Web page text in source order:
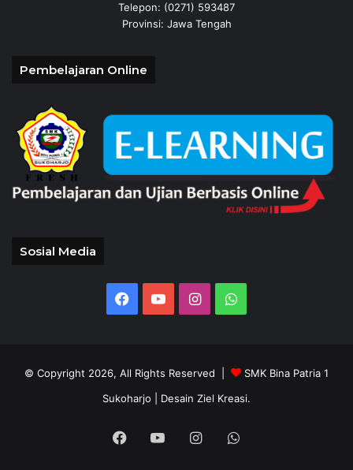
Telepon: (0271) 593487
Provinsi: Jawa Tengah
Pembelajaran Online
Sosial Media
FacebookYouTubeInstagramWhatsApp
© Copyright 2026, All Rights Reserved |
SMK Bina Patria 1
Sukoharjo | Desain Ziel Kreasi.
FacebookYouTubeInstagramWhatsApp